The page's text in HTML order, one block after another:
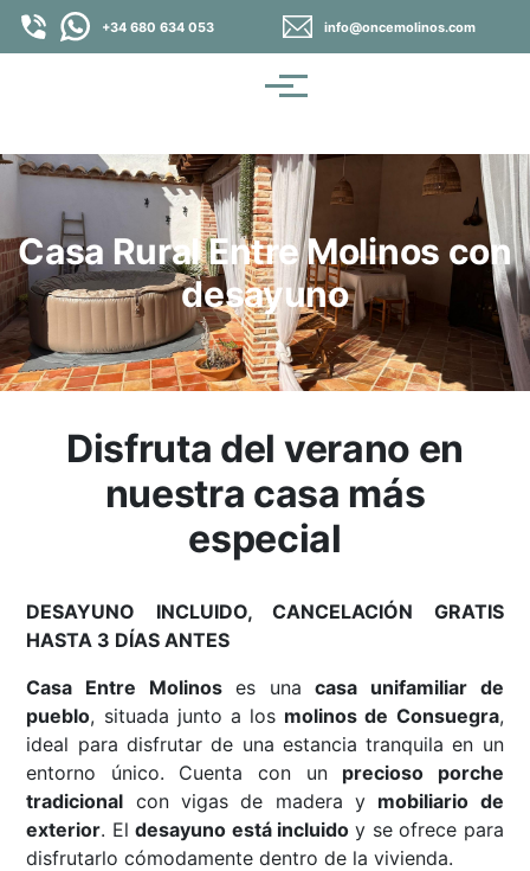
Pasar al contenido principal
+34 680 634 053 info@oncemolinos.com
Menú
Casa Rural Entre Molinos con
desayuno
Disfruta del verano en
nuestra casa más
especial
DESAYUNO INCLUIDO, CANCELACIÓN GRATIS
HASTA 3 DÍAS ANTES
Casa Entre Molinoses unacasa unifamiliar de
pueblo, situada junto a los molinos de Consuegra,
ideal para disfrutar de una estancia tranquila en un
entorno único. Cuenta con un precioso porche
tradicional con vigas de madera y mobiliario de
exterior. Eldesayuno está incluido y se ofrece para
disfrutarlo cómodamente dentro de la vivienda.